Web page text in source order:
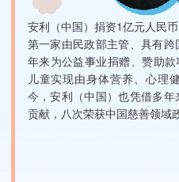
安利（中国）捐资1亿元人民
第一家由民政部主管、具有
年来为公益事业捐赠、赞助
儿童实现由身体营养、心理
今，安利（中国）也凭借多
贡献，八次荣获中国慈善领域